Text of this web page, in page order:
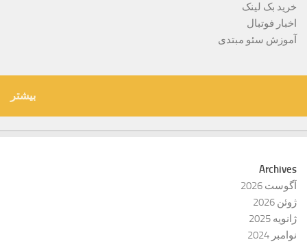
خرید بک لینک
اخبار فوتبال
آموزش سئو مبتدی
بیشتر
Archives
آگوست 2026
ژوئن 2026
ژانویه 2025
نوامبر 2024